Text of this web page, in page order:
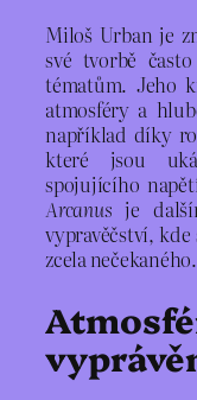
Miloš Urban je
své tvorbě
tématům. Jeho
atmosféry a
například díky
které jsou
spojujícího
Arcanus je
vypravěčství,
zcela nečekaného.